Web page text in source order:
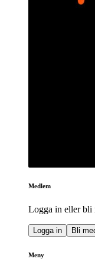
Medlem
Logga in eller bli
Logga in Bli
Meny